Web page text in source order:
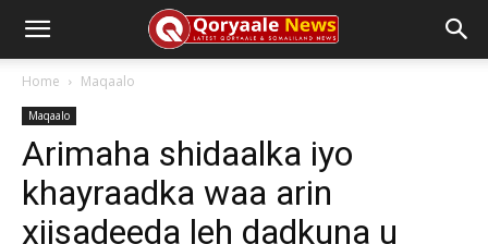
Home Maqaalo
Maqaalo
Arimaha shidaalka iyo
khayraadka waa arin
xiisadeeda leh dadkuna u